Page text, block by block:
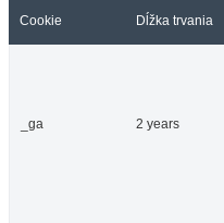
Cookie Dĺžka trvania
_ga 2 years